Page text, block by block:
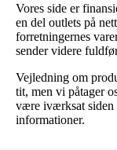
Vores side er
en del outlets på
forretningernes
sender videre
Vejledning om
tit, men vi påtager
være iværksat siden
informationer.